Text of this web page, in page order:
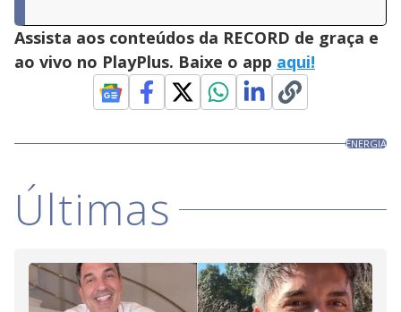
Assista aos conteúdos da RECORD de graça e
ao vivo no PlayPlus. Baixe o app aqui!
ENERGIA
Últimas